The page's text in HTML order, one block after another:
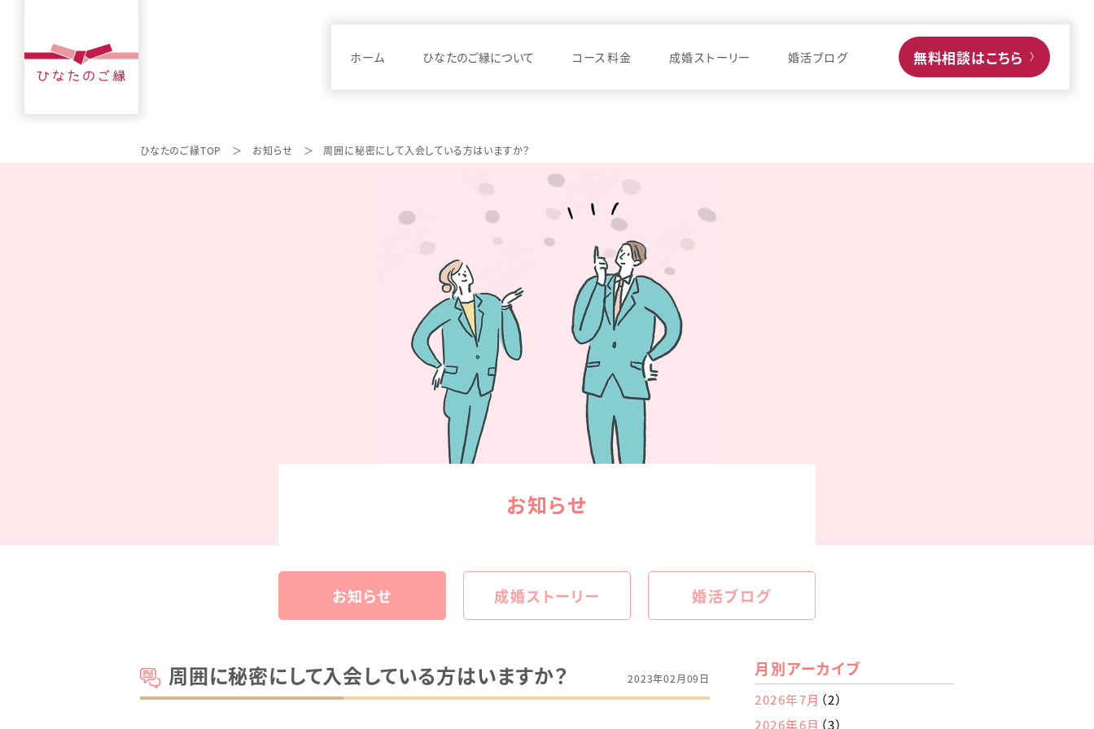
ホーム ひなたのご縁について コース料金 成婚ストーリー 婚活ブログ 無料相談はこちら 〉
ひなたのご縁TOP お知らせ 周囲に秘密にして入会している方はいますか？
お知らせ
お知らせ 成婚ストーリー 婚活ブログ
周囲に秘密にして入会している方はいますか？ 2023年02月09日 月別アーカイブ
2026年7月 （2）
2026年6月 （3）